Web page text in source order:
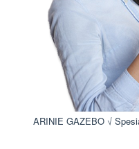
ARINIE GAZEBO √